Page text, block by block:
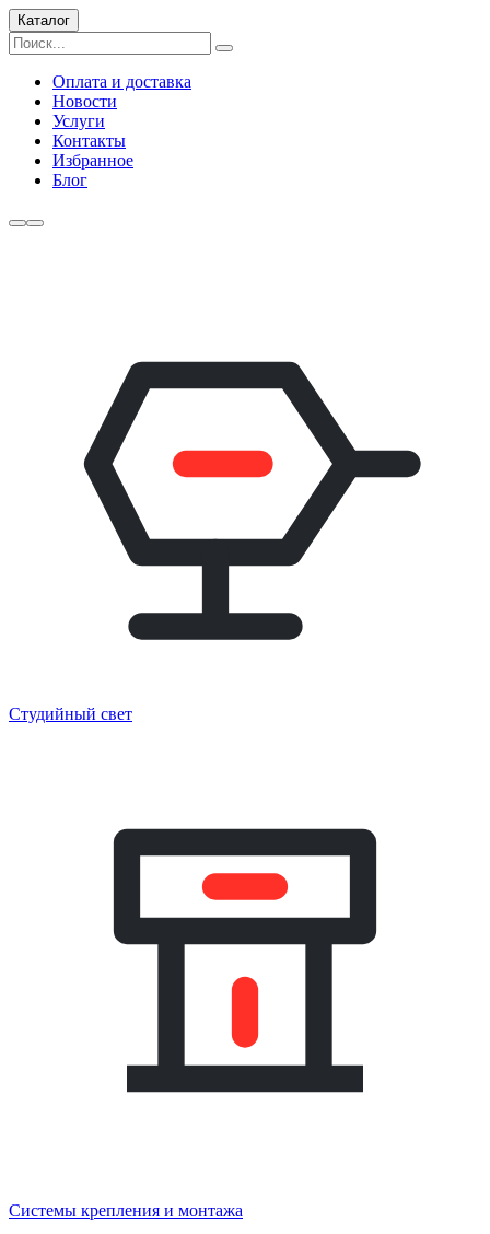
Каталог
Оплата и доставка
Новости
Услуги
Контакты
Избранное
Блог
Студийный свет
Системы крепления и монтажа